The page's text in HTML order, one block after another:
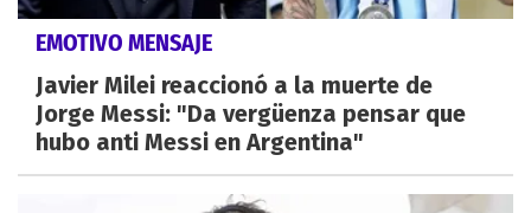
EMOTIVO MENSAJE
Javier Milei reaccionó a la muerte de
Jorge Messi: "Da vergüenza pensar que
hubo anti Messi en Argentina"